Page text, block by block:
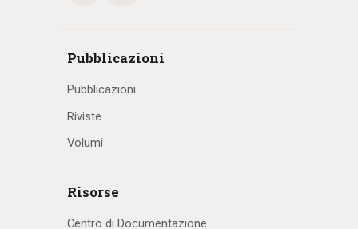
Pubblicazioni
Pubblicazioni
Riviste
Volumi
Risorse
Centro di Documentazione